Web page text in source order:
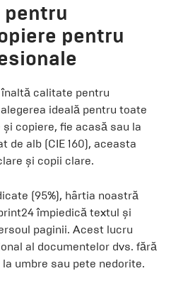
pentru
calitate pentru
ideală pentru toate
copiere, fie acasă sau la
de alb (CIE 160), aceasta
și copii clare.
(95%), hârtia noastră
împiedică textul și
paginii. Acest lucru
al documentelor dvs. fără
umbre sau pete nedorite.